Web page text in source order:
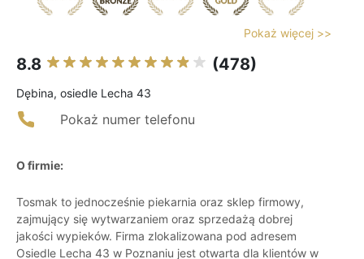
Pokaż więcej >>
8.8 (478)
Dębina, osiedle Lecha 43
Pokaż numer telefonu
O firmie:
Tosmak to jednocześnie piekarnia oraz sklep firmowy,
zajmujący się wytwarzaniem oraz sprzedażą dobrej
jakości wypieków. Firma zlokalizowana pod adresem
Osiedle Lecha 43 w Poznaniu jest otwarta dla klientów w